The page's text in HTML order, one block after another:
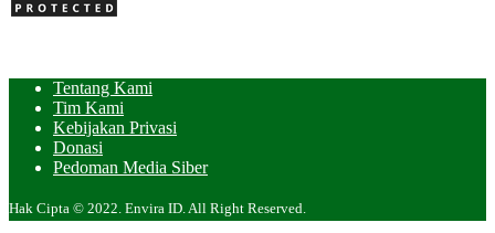
Tentang Kami
Tim Kami
Kebijakan Privasi
Donasi
Pedoman Media Siber
Hak Cipta © 2022. Envira ID. All Right Reserved.